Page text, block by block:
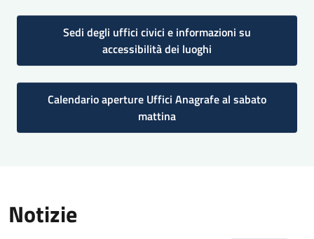
Sedi degli uffici civici e informazioni su
accessibilità dei luoghi
Calendario aperture Uffici Anagrafe al sabato
mattina
Notizie